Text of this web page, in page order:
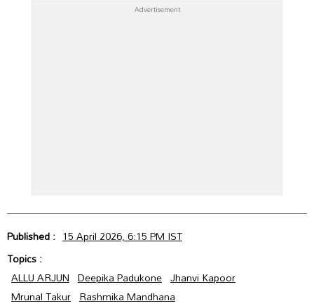
Published : 15 April 2026, 6:15 PM IST
Topics :
ALLU ARJUN Deepika Padukone Jhanvi Kapoor
Mrunal Takur Rashmika Mandhana